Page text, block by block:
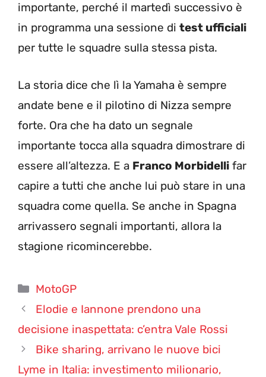
importante, perché il martedì successivo è
in programma una sessione di test ufficiali
per tutte le squadre sulla stessa pista.
La storia dice che lì la Yamaha è sempre
andate bene e il pilotino di Nizza sempre
forte. Ora che ha dato un segnale
importante tocca alla squadra dimostrare di
essere all’altezza. E a Franco Morbidelli far
capire a tutti che anche lui può stare in una
squadra come quella. Se anche in Spagna
arrivassero segnali importanti, allora la
stagione ricomincerebbe.
Categorie
MotoGP
Elodie e Iannone prendono una
decisione inaspettata: c’entra Vale Rossi
Bike sharing, arrivano le nuove bici
Lyme in Italia: investimento milionario,